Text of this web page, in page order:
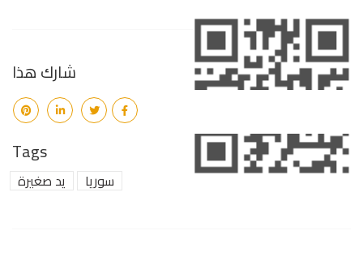
شارك هذا
Tags
سوريا يد صغيرة